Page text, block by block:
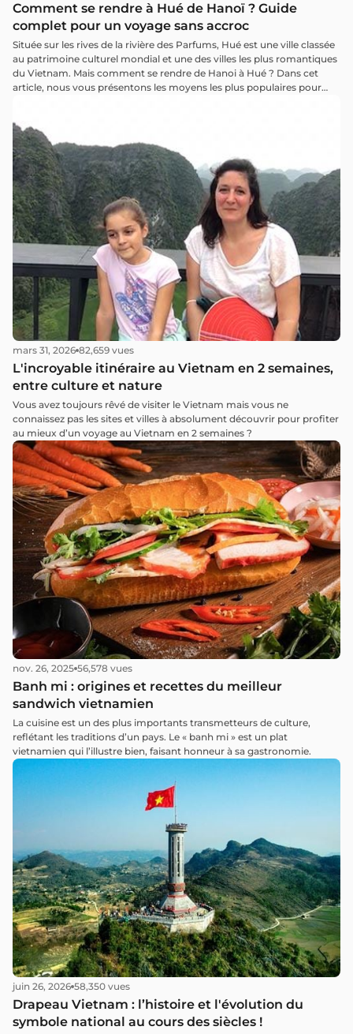
Comment se rendre à Hué de Hanoï ? Guide
complet pour un voyage sans accroc
Située sur les rives de la rivière des Parfums, Hué est une ville classée
au patrimoine culturel mondial et une des villes les plus romantiques
du Vietnam. Mais comment se rendre de Hanoi à Hué ? Dans cet
article, nous vous présentons les moyens les plus populaires pour
mars 31, 2026 82,659 vues
L'incroyable itinéraire au Vietnam en 2 semaines,
entre culture et nature
Vous avez toujours rêvé de visiter le Vietnam mais vous ne
connaissez pas les sites et villes à absolument découvrir pour profiter
au mieux d’un voyage au Vietnam en 2 semaines ?
nov. 26, 2025 56,578 vues
Banh mi : origines et recettes du meilleur
sandwich vietnamien
La cuisine est un des plus importants transmetteurs de culture,
reflétant les traditions d’un pays. Le « banh mi » est un plat
vietnamien qui l’illustre bien, faisant honneur à sa gastronomie.
juin 26, 2026 58,350 vues
Drapeau Vietnam : l’histoire et l'évolution du
symbole national au cours des siècles !